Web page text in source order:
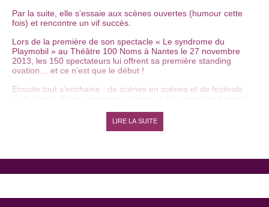
Par la suite, elle s’essaie aux scènes ouvertes (humour cette
fois) et rencontre un vif succès.
Lors de la première de son spectacle « Le syndrome du
Playmobil » au Théâtre 100 Noms à Nantes le 27 novembre
2013, les 150 spectateurs lui offrent sa première standing
ovation… et ce n’est que le début !
Ensuite tout s’enchaine : de scènes en scènes et de festivals
Actuellement en tournée avec son spectacle « Le syndrome
polyglotte. Ces personnages loufoques et leurs univers colorés
LIRE LA SUITE